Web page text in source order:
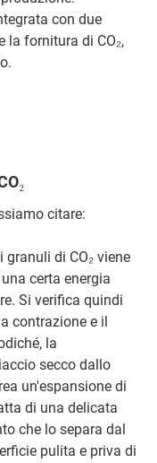
con due
la fornitura di CO₂,
citare:
granuli di CO₂ viene
certa energia
Si verifica quindi
contrazione e il
la
secco dallo
un'espansione di
di una delicata
che lo separa dal
pulita e priva di